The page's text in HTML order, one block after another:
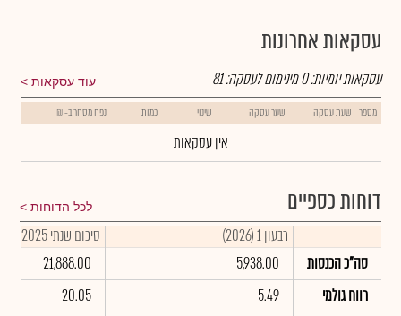
עסקאות אחרונות
עוד עסקאות עסקאות יומיות:0מינימום לעסקה:81
מספר שעת עסקה שער עסקה שינוי כמות נפח מסחר ב- ₪
אין עסקאות
דוחות כספיים לכל הדוחות
רבעון 1 (2026)
סיכום שנתי 2025
סה"כ הכנסות
5,938.00
21,888.00
רווח גולמי
5.49
20.05